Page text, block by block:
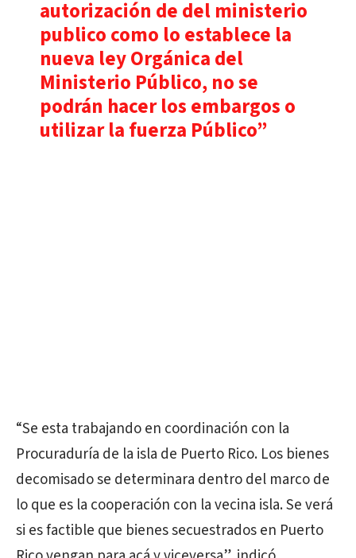
autorización de del ministerio
publico como lo establece la
nueva ley Orgánica del
Ministerio Público, no se
podrán hacer los embargos o
utilizar la fuerza Público”
“Se esta trabajando en coordinación con la
Procuraduría de la isla de Puerto Rico. Los bienes
decomisado se determinara dentro del marco de
lo que es la cooperación con la vecina isla. Se verá
si es factible que bienes secuestrados en Puerto